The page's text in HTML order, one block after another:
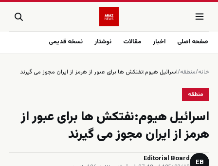
صفحه اصلی اخبار مقالات نوشتار نسخه قدیمی
خانه/منطقه/اسرائیل هیوم:نفتکش ها برای عبور از هرمز از ایران مجوز می گیرند
منطقه
اسرائیل هیوم:نفتکش ها برای عبور از
هرمز از ایران مجوز می گیرند
EB
Editorial Board